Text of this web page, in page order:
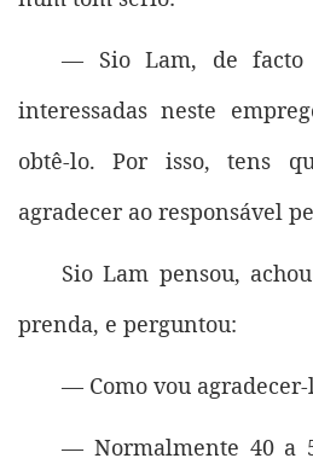
— Sio Lam, de facto
interessadas neste
obtê-lo. Por isso, tens
agradecer ao responsável
Sio Lam pensou,
prenda, e perguntou:
— Como vou agradecer-
— Normalmente 40 a